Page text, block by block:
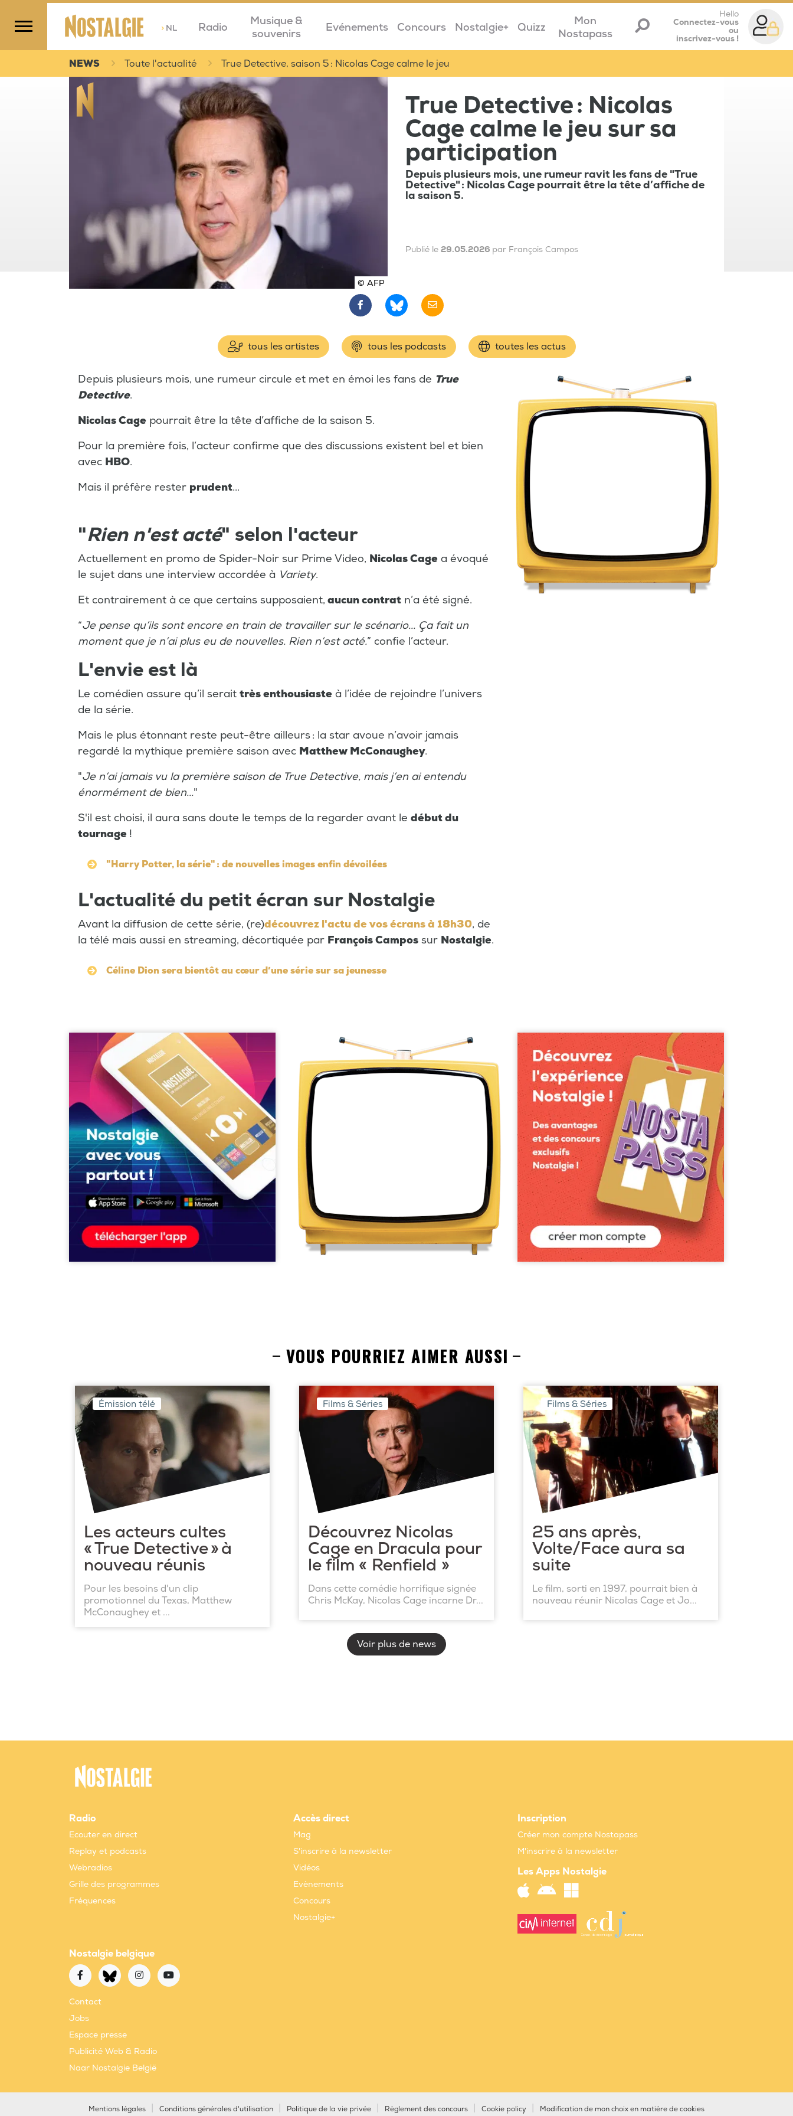
>NL Radio
Musique &
souvenirs
Evénements Concours Nostalgie+ Quizz
Mon
Nostapass
Hello
Connectez-vous
ou
inscrivez-vous !
NEWS Toute l'actualité True Detective, saison 5 : Nicolas Cage calme le jeu
© AFP
True Detective : Nicolas
Cage calme le jeu sur sa
participation
Depuis plusieurs mois, une rumeur ravit les fans de "True
Detective" : Nicolas Cage pourrait être la tête d’affiche de
la saison 5.
Publié le 29.05.2026 par François Campos
tous les artistes tous les podcasts toutes les actus
Depuis plusieurs mois, une rumeur circule et met en émoi les fans de True
Detective.
Nicolas Cage pourrait être la tête d’affiche de la saison 5.
Pour la première fois, l’acteur confirme que des discussions existent bel et bien
avec HBO.
Mais il préfère rester prudent...
"Rien n'est acté" selon l'acteur
Actuellement en promo de Spider-Noir sur Prime Video, Nicolas Cage a évoqué
le sujet dans une interview accordée à Variety.
Et contrairement à ce que certains supposaient, aucun contrat n’a été signé.
“Je pense qu’ils sont encore en train de travailler sur le scénario... Ça fait un
moment que je n’ai plus eu de nouvelles. Rien n’est acté.” confie l’acteur.
L'envie est là
Le comédien assure qu’il serait très enthousiaste à l’idée de rejoindre l’univers
de la série.
Mais le plus étonnant reste peut-être ailleurs : la star avoue n’avoir jamais
regardé la mythique première saison avec Matthew McConaughey.
"Je n’ai jamais vu la première saison de True Detective, mais j’en ai entendu
énormément de bien..."
S'il est choisi, il aura sans doute le temps de la regarder avant le début du
tournage !
"Harry Potter, la série" : de nouvelles images enfin dévoilées
L'actualité du petit écran sur Nostalgie
Avant la diffusion de cette série, (re)découvrez l'actu de vos écrans à 18h30, de
la télé mais aussi en streaming, décortiquée par François Campos sur Nostalgie.
Céline Dion sera bientôt au cœur d’une série sur sa jeunesse
VOUS POURRIEZ AIMER AUSSI
Émission télé
Les acteurs cultes
« True Detective » à
nouveau réunis
Pour les besoins d'un clip
promotionnel du Texas, Matthew
McConaughey et ...
Films & Séries
Découvrez Nicolas
Cage en Dracula pour
le film « Renfield »
Dans cette comédie horrifique signée
Chris McKay, Nicolas Cage incarne Dr...
Films & Séries
25 ans après,
Volte/Face aura sa
suite
Le film, sorti en 1997, pourrait bien à
nouveau réunir Nicolas Cage et Jo...
Voir plus de news
Radio
Ecouter en direct
Replay et podcasts
Webradios
Grille des programmes
Fréquences
Accès direct
Mag
S'inscrire à la newsletter
Vidéos
Evènements
Concours
Nostalgie+
Inscription
Créer mon compte Nostapass
M'inscrire à la newsletter
Les Apps Nostalgie
Nostalgie belgique
Contact
Jobs
Espace presse
Publicité Web & Radio
Naar Nostalgie België
Mentions légales Conditions générales d'utilisation Politique de la vie privée Règlement des concours Cookie policy Modification de mon choix en matière de cookies